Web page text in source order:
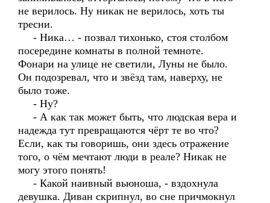
не верилось. Ну никак не верилось, хоть ты
тресни.
- Ника… - позвал тихонько, стоя столбом
посередине комнаты в полной темноте.
Фонари на улице не светили, Луны не было.
Он подозревал, что и звёзд там, наверху, не
было тоже.
- Ну?
- А как так может быть, что людская вера и
надежда тут превращаются чёрт те во что?
Если, как ты говоришь, они здесь отражение
того, о чём мечтают люди в реале? Никак не
могу этого понять!
- Какой наивный вьюноша, - вздохнула
девушка. Диван скрипнул, во сне причмокнул